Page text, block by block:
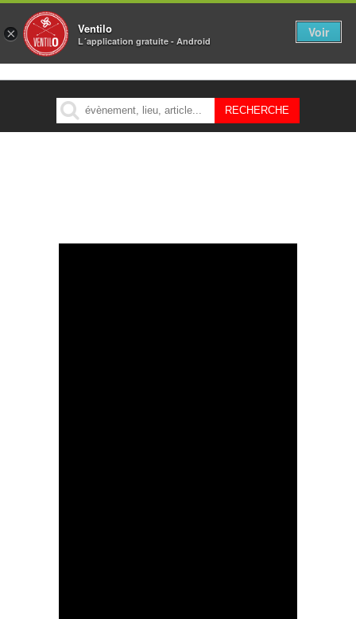
MENU
× Ventilo
L´application gratuite - Android
Voir